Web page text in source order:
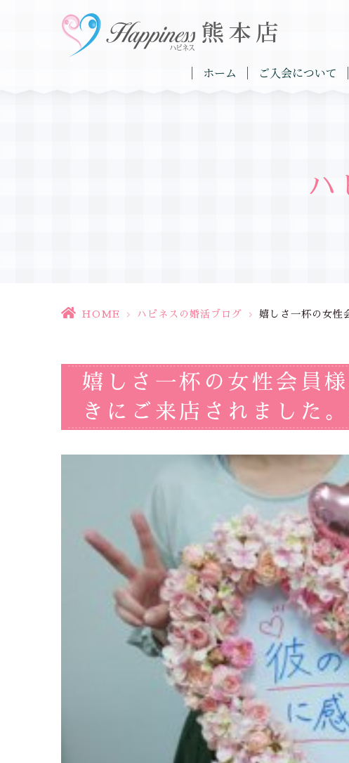
ホーム ご入会について
ハ
HOME > ハピネスの婚活ブログ > 嬉しさ一杯の女性
嬉しさ一杯の女性会員
きにご来店されました